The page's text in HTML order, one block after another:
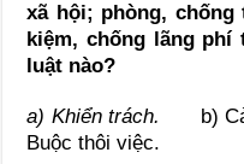
xã hội; phòng,
kiệm, chống lãng
luật nào?
a) Khiển trách.
b)
Buộc thôi việc.